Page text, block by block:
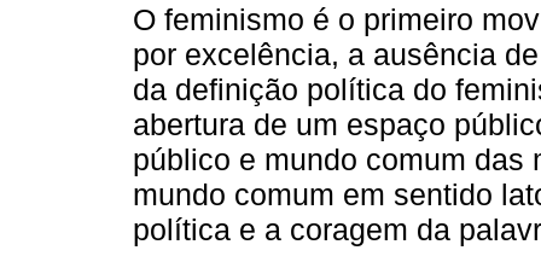
O feminismo é o primeiro
por excelência, a ausência
da definição política do
abertura de um espaço
público e mundo comum das
mundo comum em sentido
política e a coragem da